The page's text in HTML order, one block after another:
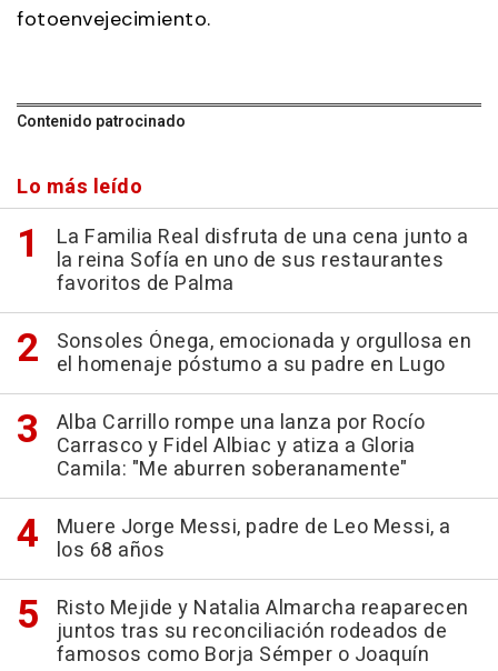
fotoenvejecimiento.
Contenido patrocinado
Lo más leído
La Familia Real disfruta de una cena junto a
la reina Sofía en uno de sus restaurantes
favoritos de Palma
Sonsoles Ónega, emocionada y orgullosa en
el homenaje póstumo a su padre en Lugo
Alba Carrillo rompe una lanza por Rocío
Carrasco y Fidel Albiac y atiza a Gloria
Camila: "Me aburren soberanamente"
Muere Jorge Messi, padre de Leo Messi, a
los 68 años
Risto Mejide y Natalia Almarcha reaparecen
juntos tras su reconciliación rodeados de
famosos como Borja Sémper o Joaquín